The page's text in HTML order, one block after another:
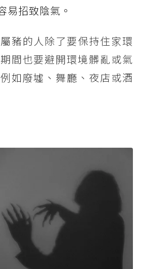
易招致陰氣。
豬的人除了要保持住家環
間也要避開環境髒亂或氣
如廢墟、舞廳、夜店或酒